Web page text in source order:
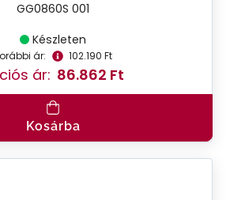
GG0860S 001
Készleten
ár: 102.190 Ft
ár: 86.862 Ft
Kosárba